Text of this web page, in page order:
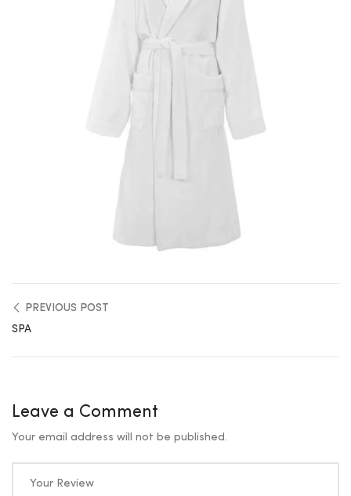
PREVIOUS POST
SPA
Leave a Comment
Your email address will not be published.
Your Review